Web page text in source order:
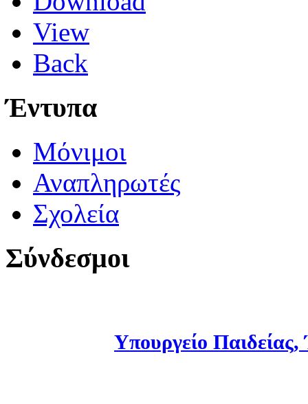
View
Back
Έντυπα
Μόνιμοι
Αναπληρωτές
Σχολεία
Σύνδεσμοι
Υπουργείο